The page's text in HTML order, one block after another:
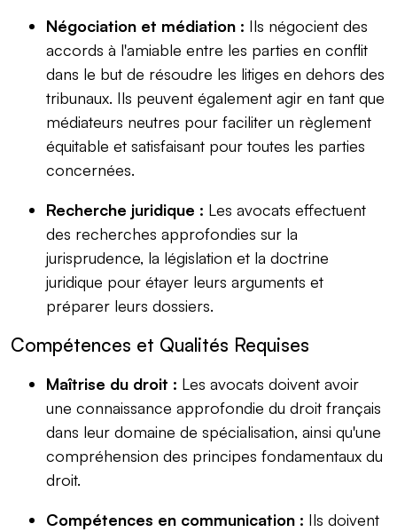
Négociation et médiation : Ils négocient des
accords à l'amiable entre les parties en conflit
dans le but de résoudre les litiges en dehors des
tribunaux. Ils peuvent également agir en tant que
médiateurs neutres pour faciliter un règlement
équitable et satisfaisant pour toutes les parties
concernées.
Recherche juridique : Les avocats effectuent
des recherches approfondies sur la
jurisprudence, la législation et la doctrine
juridique pour étayer leurs arguments et
préparer leurs dossiers.
Compétences et Qualités Requises
Maîtrise du droit : Les avocats doivent avoir
une connaissance approfondie du droit français
dans leur domaine de spécialisation, ainsi qu'une
compréhension des principes fondamentaux du
droit.
Compétences en communication : Ils doivent